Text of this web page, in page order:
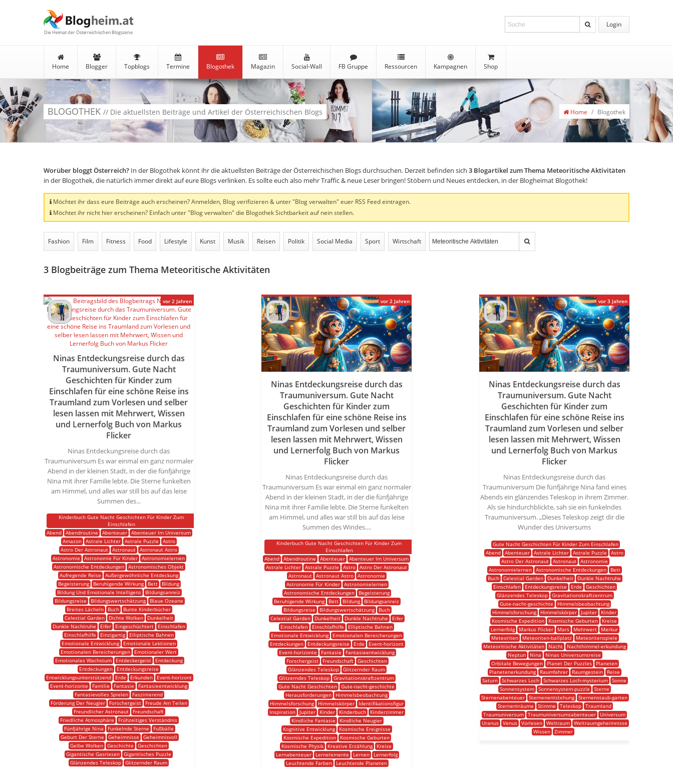
Die Heimat der Österreichischen Blogszene
Login
Home Blogger Topblogs Termine Blogothek Magazin Social-Wall FB Gruppe Ressourcen Kampagnen Shop
BLOGOTHEK // Die aktuellsten Beiträge und Artikel der Österreichischen Blogs Home / Blogothek
Worüber bloggt Österreich? In der Blogothek könnt ihr die aktuellsten Beiträge der Österreichischen Blogs durchsuchen. Derzeit befinden sich 3 Blogartikel zum Thema Meteoritische Aktivitäten
in der Blogothek, die natürlich immer direkt auf eure Blogs verlinken. Es sollte euch also mehr Traffic & neue Leser bringen! Stöbern und Neues entdecken, in der Blogheimat Blogothek!
Möchtet ihr dass eure Beiträge auch erscheinen? Anmelden, Blog verifizieren & unter "Blog verwalten" euer RSS Feed eintragen.
Möchtet ihr nicht hier erscheinen? Einfach unter "Blog verwalten" die Blogothek Sichtbarkeit auf nein stellen.
Fashion Film Fitness Food Lifestyle Kunst Musik Reisen Politik Social Media Sport Wirtschaft
3 Blogbeiträge zum Thema Meteoritische Aktivitäten
Ninas Entdeckungsreise durch das
Traumuniversum. Gute Nacht
Geschichten für Kinder zum
Einschlafen für eine schöne Reise ins
Traumland zum Vorlesen und selber
lesen lassen mit Mehrwert, Wissen
und Lernerfolg Buch von Markus
Flicker
Ninas Entdeckungsreise durch das
Traumuniversum Es war einmal ein ganz normaler
Abend in der kleinen Stadt, in der die fünfjährige
Nina mit ihrer Familie lebte. Die Sterne funkelten
am Himmel, und alles war still bis auf das leise
Summen des...
Kinderbuch Gute Nacht Geschichten Für Kinder Zum
Einschlafen
Abend Abendroutine Abenteuer Abenteuer Im Universum
Amazon
Astrale Lichter Astrale Puzzle
Astro
Astro Der Astronaut
Astronaut
Astronaut Astro
Astronomie
Astronomie Für Kinder Astronomielernen
Astronomische Entdeckungen Astronomisches Objekt
Aufregende Reise
Außergewöhnliche Entdeckung
Begeisterung
Beruhigende Wirkung Bett
Bildung
Bildung Und Emotionale Intelligenz
Bildungsanreiz
Bildungsreise
Bildungswertschätzung
Blaue Ozeane
Breites Lächeln
Buch
Bunte Kinderbücher
Celestial Garden
Dichte Wolken
Dunkelheit
Dunkle Nachtruhe
Eifer Eingeschüchtert
Einschlafen
Einschlafhilfe
Einzigartig
Elliptische Bahnen
Emotionale Entwicklung
Emotionale Lektionen
Emotionalen Bereicherungen
Emotionaler Wert
Emotionales Wachstum
Entdeckergeist
Entdeckung
Entdeckungen
Entdeckungsreise
Entwicklungsunterstützend
Erde Erkunden
Event-horizont
Event-horizonte
Familie Fantasie
Fantasieentwicklung
Fantasievolles Spielen
Faszinierend
Förderung Der Neugier
Forschergeist
Freude Am Teilen
Freundlicher Astronaut
Freundschaft
Friedliche Atmosphäre
Frühzeitiges Verständnis
Fünfjährige Nina
Funkelnde Sterne
Fußbälle
Geburt Der Sterne
Geheimnisse
Geheimnisvoll
Gelbe Wolken Geschichte
Geschichten
Gigantische Gasriesen Gigantisches Puzzle
Glänzendes Teleskop Glitzernder Raum
vor 2 Jahren
Ninas Entdeckungsreise durch das
Traumuniversum. Gute Nacht
Geschichten für Kinder zum
Einschlafen für eine schöne Reise ins
Traumland zum Vorlesen und selber
lesen lassen mit Mehrwert, Wissen
und Lernerfolg Buch von Markus
Flicker
Ninas Entdeckungsreise durch das
Traumuniversum Es war einmal ein ganz normaler
Abend in der kleinen Stadt, in der die fünfjährige
Nina mit ihrer Familie lebte. Die Sterne funkelten
am Himmel, und alles war still bis auf das leise
Summen des Windes....
Kinderbuch Gute Nacht Geschichten Für Kinder Zum
Einschlafen
Abend Abendroutine Abenteuer Abenteuer Im Universum
Astrale Lichter Astrale Puzzle Astro Astro Der Astronaut
Astronaut
Astronaut Astro
Astronomie
Astronomie Für Kinder
Astronomielernen
Astronomische Entdeckungen
Begeisterung
Beruhigende Wirkung
Bett Bildung
Bildungsanreiz
Bildungsreise
Bildungswertschätzung
Buch
Celestial Garden
Dunkelheit Dunkle Nachtruhe
Eifer
Einschlafen
Einschlafhilfe
Elliptische Bahnen
Emotionale Entwicklung
Emotionalen Bereicherungen
Entdeckungen
Entdeckungsreise Erde
Event-horizont
Event-horizonte
Fantasie
Fantasieentwicklung
Forschergeist
Freundschaft
Geschichten
Glänzendes Teleskop Glitzernder Raum
Glitzerndes Teleskop Gravitationskraftzentrum
Gute Nacht Geschichten Gute-nacht-geschichte
Herausforderungen
Himmelsbeobachtung
Himmelsforschung
Himmelskörper
Identifikationsfigur
Inspiration
Jupiter Kinder Kinderbuch
Kinderzimmer
Kindliche Fantasie
Kindliche Neugier
Kognitive Entwicklung
Kosmische Ereignisse
Kosmische Expedition
Kosmische Geburten
Kosmische Physik
Kreative Erzählung
Kreise
Lernabenteuer
Lernelemente Lernen
Lernerfolg
Leuchtende Farben
Leuchtende Planeten
vor 2 Jahren
Ninas Entdeckungsreise durch das
Traumuniversum. Gute Nacht
Geschichten für Kinder zum
Einschlafen für eine schöne Reise ins
Traumland zum Vorlesen und selber
lesen lassen mit Mehrwert, Wissen
und Lernerfolg Buch von Markus
Flicker
Ninas Entdeckungsreise durch das
Traumuniversum Die fünfjährige Nina fand eines
Abends ein glänzendes Teleskop in ihrem Zimmer.
Als sie hindurchblickte, sah sie ein funkelndes
Traumuniversum. „Dieses Teleskop zeigt dir die
Wunder des Universums
Gute Nacht Geschichten Für Kinder Zum Einschlafen
Abend
Abenteuer Astrale Lichter Astrale Puzzle
Astro
Astro Der Astronaut
Astronaut
Astronomie
Astronomielernen
Astronomische Entdeckungen
Bett
Buch Celestial Garden Dunkelheit
Dunkle Nachtruhe
Einschlafen
Entdeckungsreise Erde
Geschichten
Glänzendes Teleskop
Gravitationskraftzentrum
Gute-nacht-geschichte
Himmelsbeobachtung
Himmelsforschung
Himmelskörper Jupiter
Kinder
Kosmische Expedition
Kosmische Geburten
Kreise
Lernerfolg
Markus Flicker Mars Mehrwert
Merkur
Meteoriten
Meteoriten-ballplatz
Meteoritenspiele
Meteoritische Aktivitäten
Nacht
Nachthimmel-erkundung
Neptun
Nina
Ninas Universumsreise
Orbitale Bewegungen
Planet Der Puzzles
Planeten
Planetenerkundung
Raumfahrer Raumgestein
Reise
Saturn Schwarzes Loch Schwarzes Loch-mysterium Sonne
Sonnensystem
Sonnensystem-puzzle
Sterne
Sternenabenteuer Sternenentstehung Sternenstaub-garten
Sternenträume
Stimme Teleskop
Traumland
Traumuniversum Traumuniversumsabenteuer
Universum
Uranus
Venus Vorlesen Weltraum
Weltraumgeheimnisse
Wissen Zimmer
vor 3 Jahren